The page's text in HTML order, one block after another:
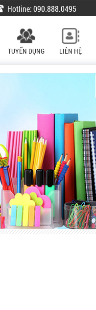
TUYỂN DỤNG LIÊN HỆ
Hotline:090.888.0495